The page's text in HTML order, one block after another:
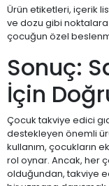
Ürün etiketleri, içerik
ve dozu gibi
çocuğun özel
Sonuç:
İçin
Çocuk takviye edici
destekleyen önemli
kullanım, çocukların
rol oynar. Ancak, her
olduğundan, takviye